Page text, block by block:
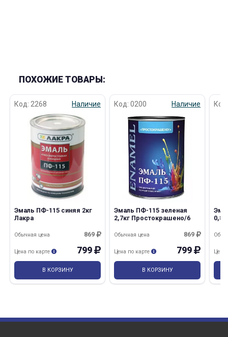
ПОХОЖИЕ ТОВАРЫ:
Код: 2268 Наличие
Эмаль ПФ-115 синяя 2кг
Лакра
869
Обычная цена
799
Цена по карте
В КОРЗИНУ
Код: 0200 Наличие
Эмаль ПФ-115 зеленая
2,7кг Простокрашено/6
869
Обычная цена
799
Цена по карте
В КОРЗИНУ
Цена